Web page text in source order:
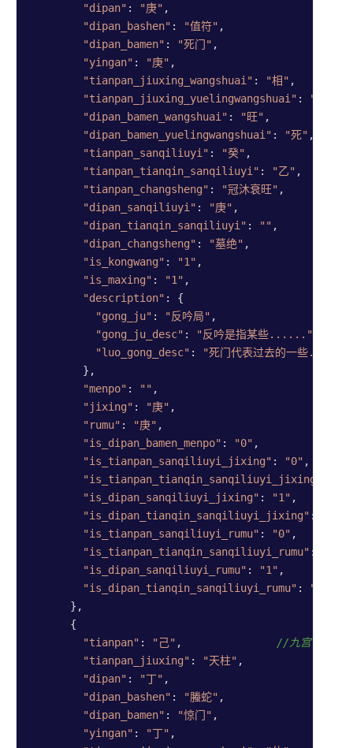
"dipan" : "庚" ,
"dipan_bashen" : "值符" ,
"dipan_bamen" : "死门" ,
"yingan" : "庚" ,
"tianpan_jiuxing_wangshuai" : "相" ,
"tianpan_jiuxing_yuelingwangshuai" : "月囚"
"dipan_bamen_wangshuai" : "旺" ,
"dipan_bamen_yuelingwangshuai" : "死" ,
"tianpan_sanqiliuyi" : "癸" ,
"tianpan_tianqin_sanqiliuyi" : "乙" ,
"tianpan_changsheng" : "冠沐衰旺" ,
"dipan_sanqiliuyi" : "庚" ,
"dipan_tianqin_sanqiliuyi" : "" ,
"dipan_changsheng" : "墓绝" ,
"is_kongwang" : "1" ,
"is_maxing" : "1" ,
"description" : {
"gong_ju" : "反吟局" ,
"gong_ju_desc" : "反吟是指某些......"
"luo_gong_desc" :
"死门代表过去的一些......"
        },
"menpo" : "" ,
"jixing" : "庚" ,
"rumu" : "庚" ,
"is_dipan_bamen_menpo" : "0" ,
"is_tianpan_sanqiliuyi_jixing" : "0" ,
"is_tianpan_tianqin_sanqiliuyi_jixing"
"is_dipan_sanqiliuyi_jixing" : "1" ,
"is_dipan_tianqin_sanqiliuyi_jixing" :
"is_tianpan_sanqiliuyi_rumu" : "0" ,
"is_tianpan_tianqin_sanqiliuyi_rumu" :
"is_dipan_sanqiliuyi_rumu" : "1" ,
"is_dipan_tianqin_sanqiliuyi_rumu" :
"0"
      },
      {
"tianpan" : "己" , //九宫宫盘2信
"tianpan_jiuxing" : "天柱" ,
"dipan" : "丁" ,
"dipan_bashen" : "螣蛇" ,
"dipan_bamen" : "惊门" ,
"yingan" : "丁" ,